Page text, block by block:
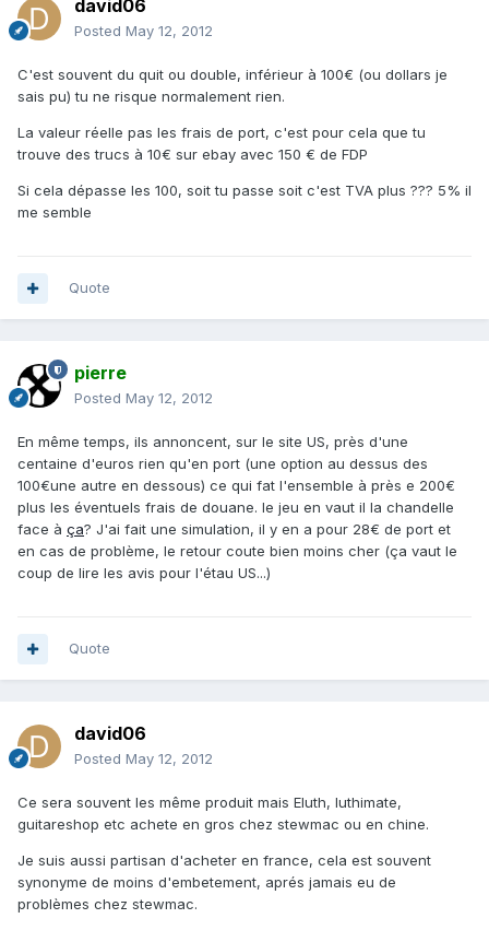
david06
Posted May 12, 2012
C'est souvent du quit ou double, inférieur à 100€ (ou dollars je
sais pu) tu ne risque normalement rien.
La valeur réelle pas les frais de port, c'est pour cela que tu
trouve des trucs à 10€ sur ebay avec 150 € de FDP
Si cela dépasse les 100, soit tu passe soit c'est TVA plus ??? 5% il
me semble
Quote
pierre
Posted May 12, 2012
En même temps, ils annoncent, sur le site US, près d'une
centaine d'euros rien qu'en port (une option au dessus des
100€une autre en dessous) ce qui fat l'ensemble à près e 200€
plus les éventuels frais de douane. le jeu en vaut il la chandelle
face à ça? J'ai fait une simulation, il y en a pour 28€ de port et
en cas de problème, le retour coute bien moins cher (ça vaut le
coup de lire les avis pour l'étau US...)
Quote
david06
Posted May 12, 2012
Ce sera souvent les même produit mais Eluth, luthimate,
guitareshop etc achete en gros chez stewmac ou en chine.
Je suis aussi partisan d'acheter en france, cela est souvent
synonyme de moins d'embetement, aprés jamais eu de
problèmes chez stewmac.